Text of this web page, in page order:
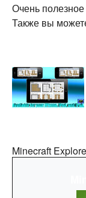
Очень
Также вы
Minecraft